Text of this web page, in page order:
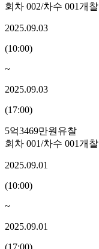
회차 002/차수 001개찰
2025.09.03
(10:00)
~
2025.09.03
(17:00)
5억3469만원 유찰
회차 001/차수 001개찰
2025.09.01
(10:00)
~
2025.09.01
(17:00)